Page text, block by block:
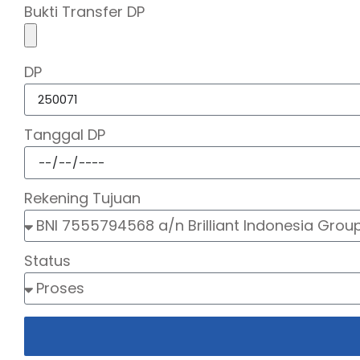
Bukti Transfer DP
DP
Tanggal DP
Rekening Tujuan
Status